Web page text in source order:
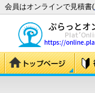
会員はオンラインで見積書(